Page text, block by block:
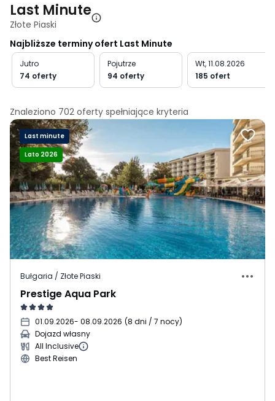
Last Minute
Złote Piaski
Najbliższe terminy ofert Last Minute
Jutro
74 oferty
Pojutrze
94 oferty
Wt, 11.08.2026
185 ofert
Znaleziono 702 oferty spełniające kryteria
Last minute
Lato 2026
Bułgaria / Złote Piaski
Prestige Aqua Park
01.09.2026- 08.09.2026 (8 dni / 7 nocy)
Dojazd własny
All Inclusive
Best Reisen